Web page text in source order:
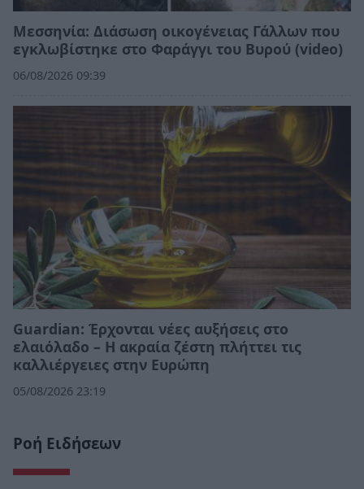
Μεσσηνία: Διάσωση οικογένειας Γάλλων που
εγκλωβίστηκε στο Φαράγγι του Βυρού (video)
06/08/2026 09:39
Guardian: Έρχονται νέες αυξήσεις στο
ελαιόλαδο – Η ακραία ζέστη πλήττει τις
καλλιέργειες στην Ευρώπη
05/08/2026 23:19
Ροή Ειδήσεων